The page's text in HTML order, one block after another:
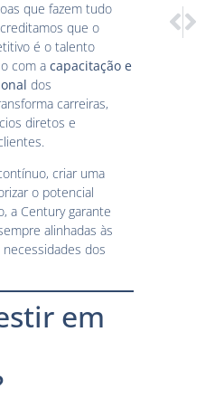
que fazem tudo
que o
é o talento
com acapacitação e
dos
carreiras,
diretos e
criar uma
o potencial
a Century garante
alinhadas às
dos
em
A
Parceria